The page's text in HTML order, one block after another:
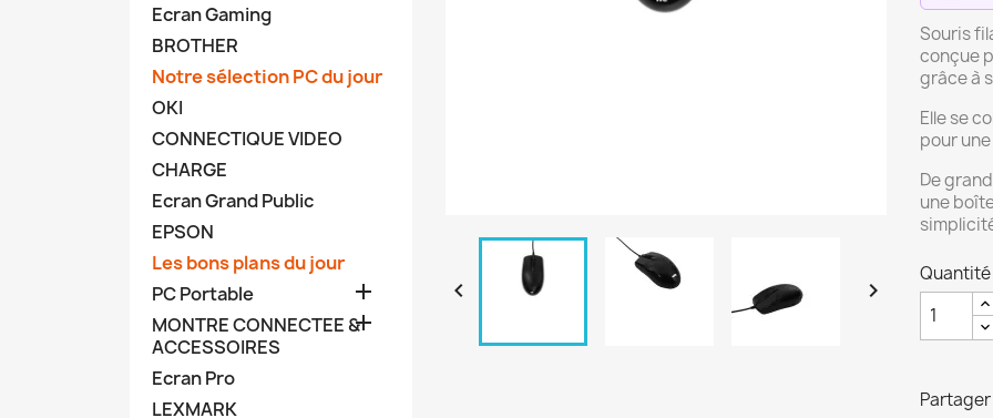
Ecran Gaming
BROTHER
Notre sélection PC du jour
OKI
CONNECTIQUE VIDEO
CHARGE
Ecran Grand Public
EPSON
Les bons plans du jour
PC Portable

MONTRE CONNECTEE &
ACCESSOIRES

Ecran Pro
LEXMARK
 
Souris
conçue
grâce à
Elle se
pour
De
une
Quantité
Partager